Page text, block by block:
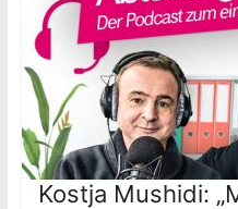
Kostja Mushidi: